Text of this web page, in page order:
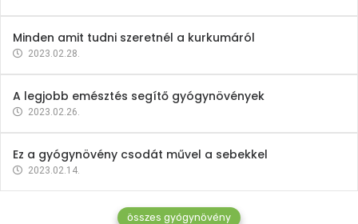
Minden amit tudni szeretnél a kurkumáról
2023.02.28.
A legjobb emésztés segítő gyógynövények
2023.02.26.
Ez a gyógynövény csodát művel a sebekkel
2023.02.14.
összes gyógynövény
Vitaminok